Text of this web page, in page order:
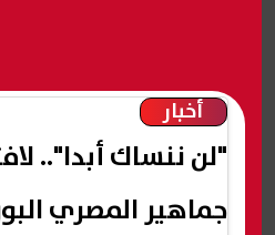
أخبار
"لن ننساك أبدا"..
جماهير المصري